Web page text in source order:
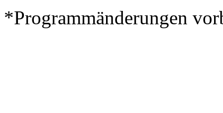
*Programmänderungen